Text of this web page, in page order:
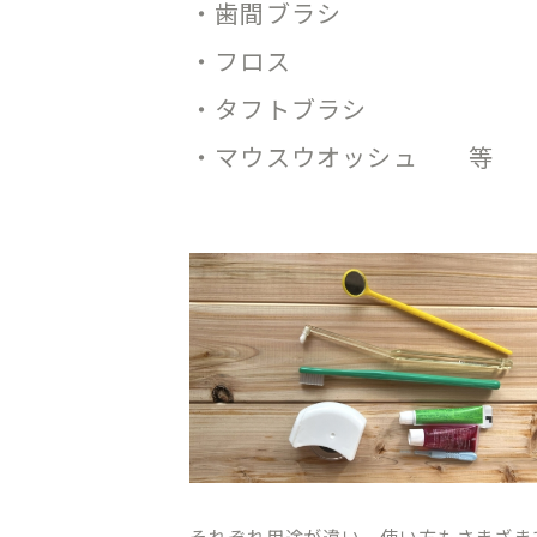
・歯間ブラシ
・フロス
・タフトブラシ
・マウスウオッシュ 等